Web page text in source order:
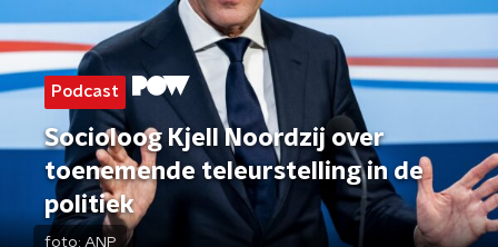
Podcast
Socioloog Kjell Noordzij over
toenemende teleurstelling in de
politiek
foto: ANP